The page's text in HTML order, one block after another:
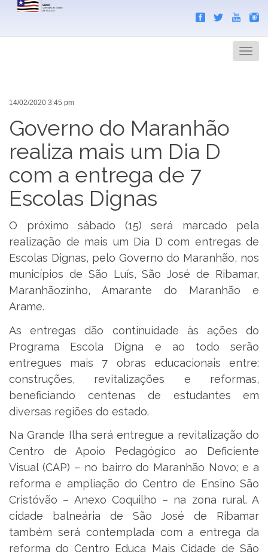
Menu
14/02/2020 3:45 pm
Governo do Maranhão
realiza mais um Dia D
com a entrega de 7
Escolas Dignas
O próximo sábado (15) será marcado pela
realização de mais um Dia D com entregas de
Escolas Dignas, pelo Governo do Maranhão, nos
municípios de São Luís, São José de Ribamar,
Maranhãozinho, Amarante do Maranhão e
Arame.
As entregas dão continuidade às ações do
Programa Escola Digna e ao todo serão
entregues mais 7 obras educacionais entre:
construções, revitalizações e reformas,
beneficiando centenas de estudantes em
diversas regiões do estado.
Na Grande Ilha será entregue a revitalização do
Centro de Apoio Pedagógico ao Deficiente
Visual (CAP) – no bairro do Maranhão Novo; e a
reforma e ampliação do Centro de Ensino São
Cristóvão – Anexo Coquilho – na zona rural. A
cidade balneária de São José de Ribamar
também será contemplada com a entrega da
reforma do Centro Educa Mais Cidade de São